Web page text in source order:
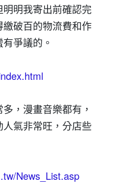
明我寄出前確認完
破百的物流費和作
爭議的。
，漫畫音樂都有，
氣非常旺，分店些
News_List.asp